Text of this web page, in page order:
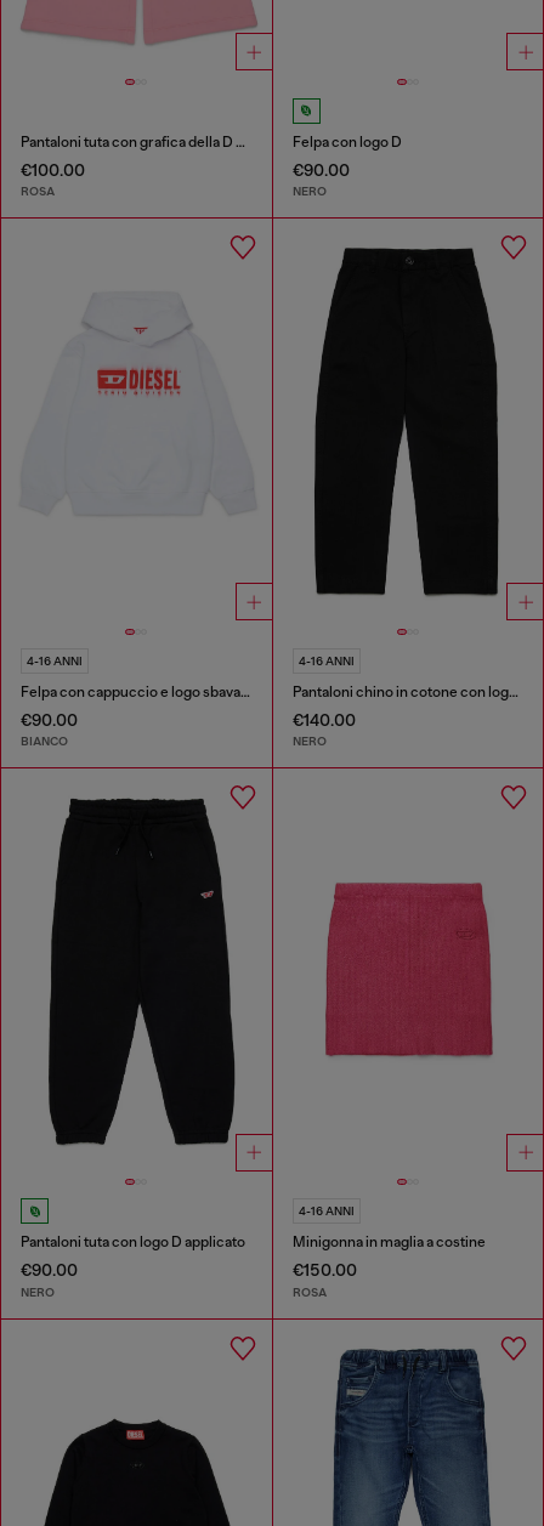
Pantaloni tuta con grafica della D sul cuore
€100.00
ROSA
Felpa con logo D
€90.00
NERO
4-16 ANNI
Felpa con cappuccio e logo sbavato
€90.00
BIANCO
4-16 ANNI
Pantaloni chino in cotone con logo Oval D ricamato
€140.00
NERO
Pantaloni tuta con logo D applicato
€90.00
NERO
4-16 ANNI
Minigonna in maglia a costine
€150.00
ROSA